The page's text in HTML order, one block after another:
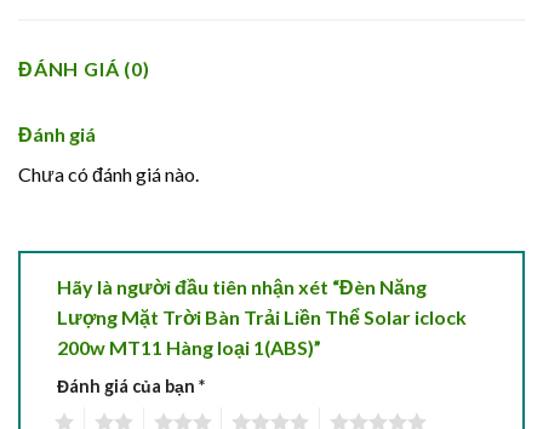
ĐÁNH GIÁ (0)
Đánh giá
Chưa có đánh giá nào.
Hãy là người đầu tiên nhận xét “Đèn Năng
Lượng Mặt Trời Bàn Trải Liền Thể Solar iclock
200w MT11 Hàng loại 1(ABS)”
Đánh giá của bạn *